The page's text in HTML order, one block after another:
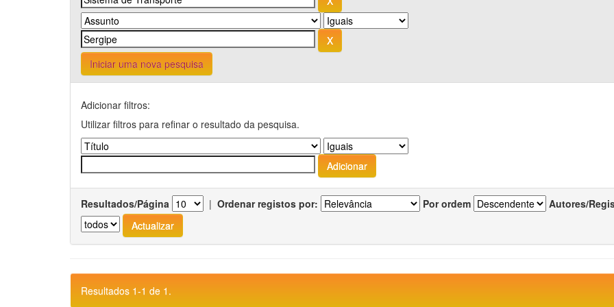
Iniciar uma nova pesquisa
Adicionar filtros:
Utilizar filtros para refinar o resultado da pesquisa.
Resultados/Página | Ordenar registos por: Por ordem Autores/
Resultados 1-1 de 1.